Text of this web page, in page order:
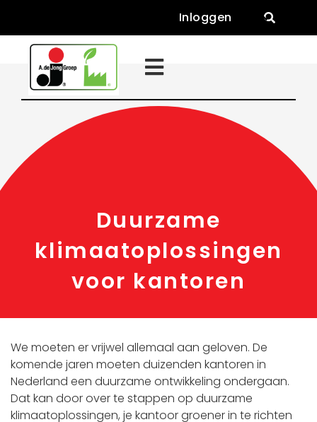
Inloggen 

Duurzame
klimaatoplossingen
voor kantoren
We moeten er vrijwel allemaal aan geloven. De
komende jaren moeten duizenden kantoren in
Nederland een duurzame ontwikkeling ondergaan.
Dat kan door over te stappen op duurzame
klimaatoplossingen, je kantoor groener in te richten